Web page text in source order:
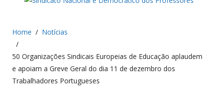
Home Notícias
50 Organizações Sindicais Europeias de Educação aplaudem
e apoiam a Greve Geral do dia 11 de dezembro dos
Trabalhadores Portugueses